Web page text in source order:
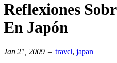
Reflexiones
En Japón
Jan 21, 2009 – travel⁠, japan